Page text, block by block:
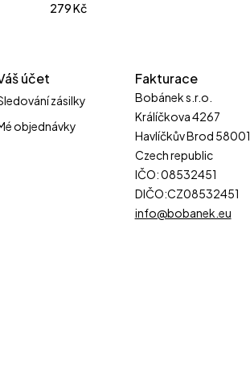
279Kč
účet
zásilky
objednávky
Fakturace
Bobánek s.r.o.
Králíčkova 4267
Havlíčkův Brod 58001
Czech republic
IČO: 08532451
DIČO:CZ08532451
info@bobanek.eu